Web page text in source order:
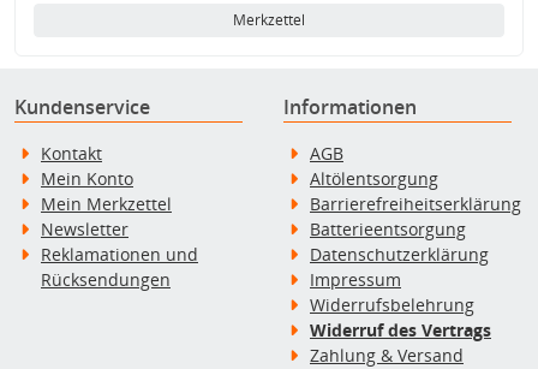
Merkzettel
Kundenservice
Kontakt
Mein Konto
Mein Merkzettel
Newsletter
Reklamationen und
Rücksendungen
Informationen
AGB
Altölentsorgung
Barrierefreiheitserklärung
Batterieentsorgung
Datenschutzerklärung
Impressum
Widerrufsbelehrung
Widerruf des Vertrags
Zahlung & Versand